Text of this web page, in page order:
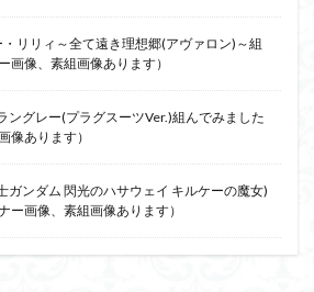
リリィ～全て遠き理想郷(アヴァロン)～組
画像、素組画像あります）
ングレー(プラグスーツVer.)組んでみました
像あります）
ガンダム 閃光のハサウェイ キルケーの魔女)
ー画像、素組画像あります）